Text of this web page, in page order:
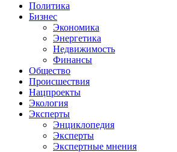
Политика
Бизнес
Экономика
Энергетика
Недвижимость
Финансы
Общество
Происшествия
Нацпроекты
Экология
Эксперты
Энциклопедия
Эксперты
Экспертные мнения